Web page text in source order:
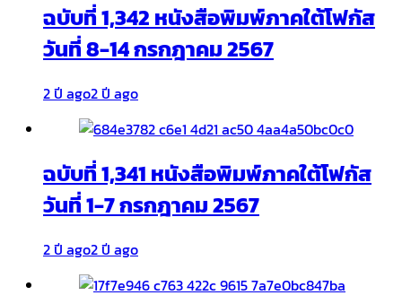
ฉบับที่ 1,342 หนังสือพิมพ์ภาคใต้โฟกัส
วันที่ 8-14 กรกฎาคม 2567
2 ปี ago2 ปี ago
ฉบับที่ 1,341 หนังสือพิมพ์ภาคใต้โฟกัส
วันที่ 1-7 กรกฎาคม 2567
2 ปี ago2 ปี ago